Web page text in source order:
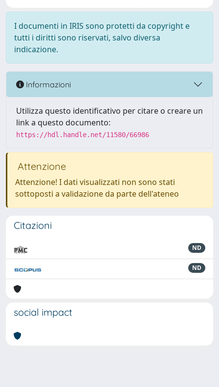
I documenti in IRIS sono protetti da copyright e
tutti i diritti sono riservati, salvo diversa
indicazione.
Informazioni
Utilizza questo identificativo per citare o creare un
link a questo documento:
https://hdl.handle.net/11580/66986
Attenzione
Attenzione! I dati visualizzati non sono stati
sottoposti a validazione da parte dell'ateneo
Citazioni
ND
ND
social impact